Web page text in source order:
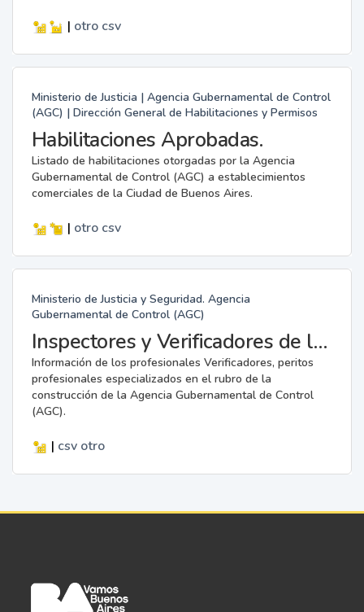
| otro csv
Ministerio de Justicia | Agencia Gubernamental de Control
(AGC) | Dirección General de Habilitaciones y Permisos
Habilitaciones Aprobadas.
Listado de habilitaciones otorgadas por la Agencia
Gubernamental de Control (AGC) a establecimientos
comerciales de la Ciudad de Buenos Aires.
| otro csv
Ministerio de Justicia y Seguridad. Agencia
Gubernamental de Control (AGC)
Inspectores y Verificadores de la AGC
Información de los profesionales Verificadores, peritos
profesionales especializados en el rubro de la
construcción de la Agencia Gubernamental de Control
(AGC).
| csv otro